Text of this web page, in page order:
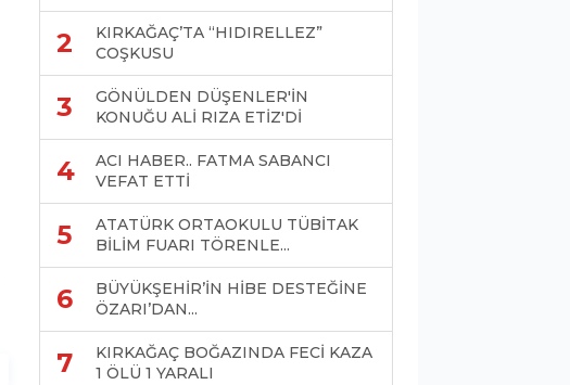
2
KIRKAĞAÇ’TA “HIDIRELLEZ”
COŞKUSU
3
GÖNÜLDEN DÜŞENLER'İN
KONUĞU ALİ RIZA ETİZ'Dİ
4
ACI HABER.. FATMA SABANCI
VEFAT ETTİ
5
ATATÜRK ORTAOKULU TÜBİTAK
BİLİM FUARI TÖRENLE...
6
BÜYÜKŞEHİR’İN HİBE DESTEĞİNE
ÖZARI’DAN...
7
KIRKAĞAÇ BOĞAZINDA FECİ KAZA
1 ÖLÜ 1 YARALI